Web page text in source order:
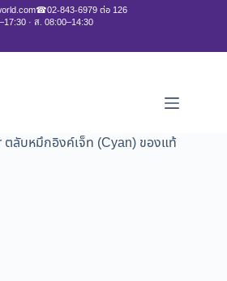
☎02-843-6979 ต่อ 126
· ส. 08:00–14:30